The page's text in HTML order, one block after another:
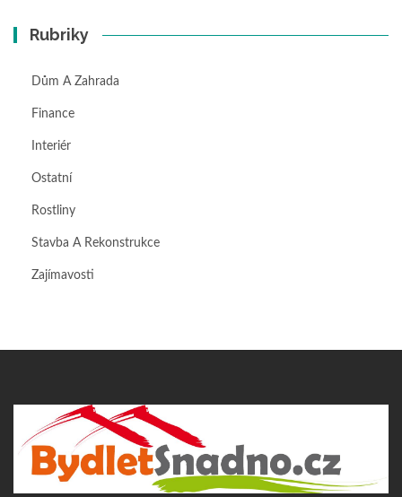
Rubriky
Dům A Zahrada
Finance
Interiér
Ostatní
Rostliny
Stavba A Rekonstrukce
Zajímavosti